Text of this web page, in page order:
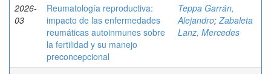
2026-
03
Reumatología reproductiva:
impacto de las enfermedades
reumáticas autoinmunes sobre
la fertilidad y su manejo
preconcepcional
Teppa Garrán,
Alejandro;Zabaleta
Lanz, Mercedes